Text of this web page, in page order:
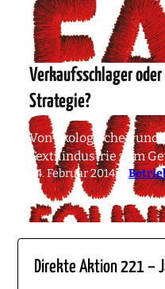
Verkaufsschlager
Strategie?
Von ökologischen und
Textilindustrie zum
24. Februar 2014in
Direkte Aktion 221 –